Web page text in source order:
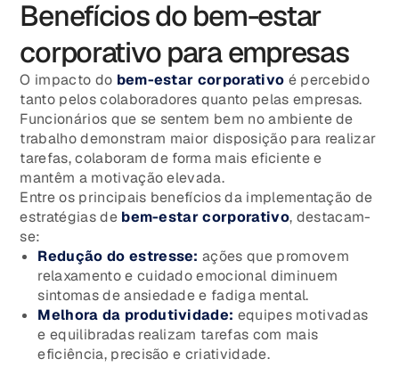
Benefícios do bem-estar
corporativo para empresas
O impacto do bem-estar corporativo é percebido
tanto pelos colaboradores quanto pelas empresas.
Funcionários que se sentem bem no ambiente de
trabalho demonstram maior disposição para realizar
tarefas, colaboram de forma mais eficiente e
mantêm a motivação elevada.
Entre os principais benefícios da implementação de
estratégias de bem-estar corporativo, destacam-
se:
Redução do estresse: ações que promovem
relaxamento e cuidado emocional diminuem
sintomas de ansiedade e fadiga mental.
Melhora da produtividade: equipes motivadas
e equilibradas realizam tarefas com mais
eficiência, precisão e criatividade.